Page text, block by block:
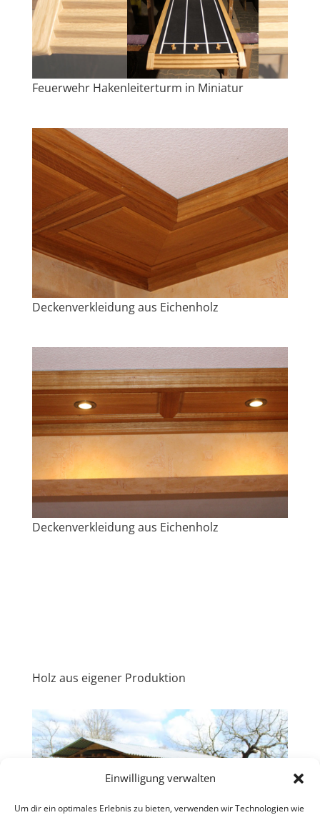
Einwilligung verwalten
Um dir ein optimales Erlebnis zu bieten, verwenden wir Technologien wie
Feuerwehr Hakenleiterturm in Miniatur
Deckenverkleidung aus Eichenholz
Deckenverkleidung aus Eichenholz
Holz aus eigener Produktion